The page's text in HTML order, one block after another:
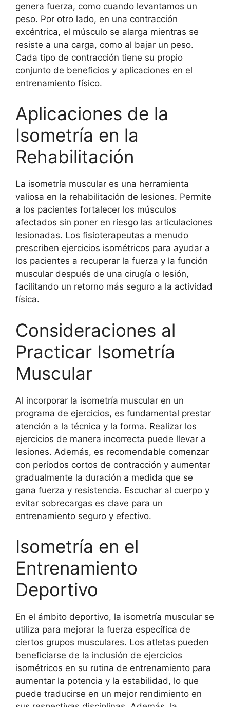
genera fuerza, como cuando levantamos un
peso. Por otro lado, en una contracción
excéntrica, el músculo se alarga mientras se
resiste a una carga, como al bajar un peso.
Cada tipo de contracción tiene su propio
conjunto de beneficios y aplicaciones en el
entrenamiento físico.
Aplicaciones de la
Isometría en la
Rehabilitación
La isometría muscular es una herramienta
valiosa en la rehabilitación de lesiones. Permite
a los pacientes fortalecer los músculos
afectados sin poner en riesgo las articulaciones
lesionadas. Los fisioterapeutas a menudo
prescriben ejercicios isométricos para ayudar a
los pacientes a recuperar la fuerza y la función
muscular después de una cirugía o lesión,
facilitando un retorno más seguro a la actividad
física.
Consideraciones al
Practicar Isometría
Muscular
Al incorporar la isometría muscular en un
programa de ejercicios, es fundamental prestar
atención a la técnica y la forma. Realizar los
ejercicios de manera incorrecta puede llevar a
lesiones. Además, es recomendable comenzar
con períodos cortos de contracción y aumentar
gradualmente la duración a medida que se
gana fuerza y resistencia. Escuchar al cuerpo y
evitar sobrecargas es clave para un
entrenamiento seguro y efectivo.
Isometría en el
Entrenamiento
Deportivo
En el ámbito deportivo, la isometría muscular se
utiliza para mejorar la fuerza específica de
ciertos grupos musculares. Los atletas pueden
beneficiarse de la inclusión de ejercicios
isométricos en su rutina de entrenamiento para
aumentar la potencia y la estabilidad, lo que
puede traducirse en un mejor rendimiento en